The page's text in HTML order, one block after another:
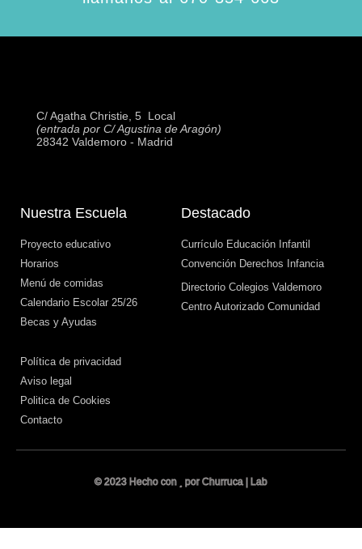
C/ Agatha Christie, 5  Local
(entrada por C/ Agustina de Aragón)
28342 Valdemoro - Madrid
Nuestra Escuela
Proyecto educativo
Horarios
Menú de comidas
Calendario Escolar 25/26
Becas y Ayudas
Destacado
Currículo Educación Infantil
Convención Derechos Infancia
Directorio Colegios Valdemoro
Centro Autorizado Comunidad
Política de privacidad
Aviso legal
Politica de Cookies
Contacto
© 2023 Hecho con por Churruca | Lab